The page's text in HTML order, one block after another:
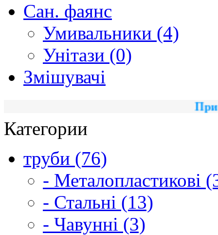
Сан. фаянс
Умивальники (4)
Унітази (0)
Змішувачі
При
Категории
труби (76)
- Металопластикові
- Стальні (13)
- Чавунні (3)